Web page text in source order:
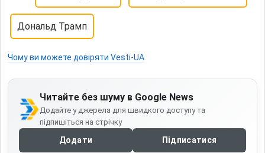
Дональд Трамп
Чому ви можете довіряти Vesti-UA
Читайте без шуму в Google News
Додайте у джерела для швидкого доступу та
підпишіться на стрічку
Додати Підписатися